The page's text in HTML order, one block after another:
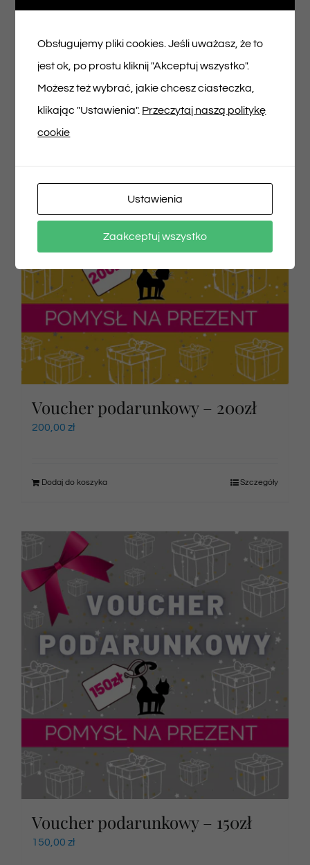
100,00zł
Dodaj do koszyka Szczegóły
Voucher podarunkowy – 200zł
200,00 zł
Dodaj do koszyka Szczegóły
Voucher podarunkowy – 150zł
150,00 zł
Obsługujemy pliki cookies. Jeśli uważasz, że to
jest ok, po prostu kliknij "Akceptuj wszystko".
Możesz też wybrać, jakie chcesz ciasteczka,
klikając "Ustawienia". Przeczytaj naszą politykę
cookie
Ustawienia
Zaakceptuj wszystko